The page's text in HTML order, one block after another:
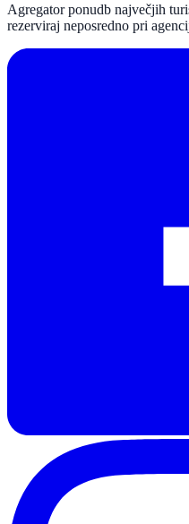
Agregator ponudb največjih
rezerviraj neposredno pri